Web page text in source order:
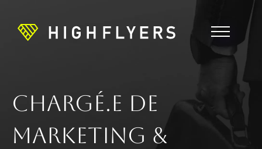
Chargé.e de
Marketing &